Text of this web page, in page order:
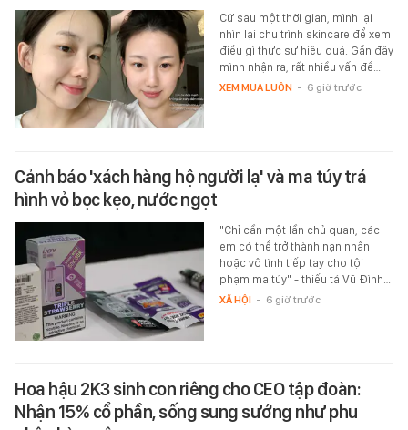
Cứ sau một thời gian, mình lại
nhìn lại chu trình skincare để xem
điều gì thực sự hiệu quả. Gần đây
mình nhận ra, rất nhiều vấn đề…
XEM MUA LUÔN - 6 giờ trước
Cảnh báo 'xách hàng hộ người lạ' và ma túy trá
hình vỏ bọc kẹo, nước ngọt
"Chỉ cần một lần chủ quan, các
em có thể trở thành nạn nhân
hoặc vô tình tiếp tay cho tội
phạm ma túy" - thiếu tá Vũ Đình…
XÃ HỘI - 6 giờ trước
Hoa hậu 2K3 sinh con riêng cho CEO tập đoàn:
Nhận 15% cổ phần, sống sung sướng như phu